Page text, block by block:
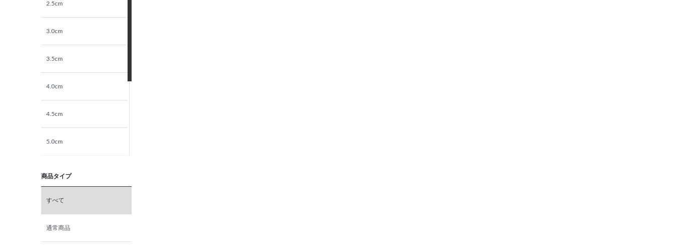
2.5cm
3.0cm
3.5cm
4.0cm
4.5cm
5.0cm
6.0cm
6.5cm
商品タイプ
すべて
通常商品